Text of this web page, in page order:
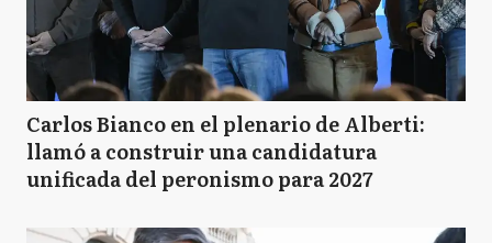
Carlos Bianco en el plenario de Alberti:
llamó a construir una candidatura
unificada del peronismo para 2027